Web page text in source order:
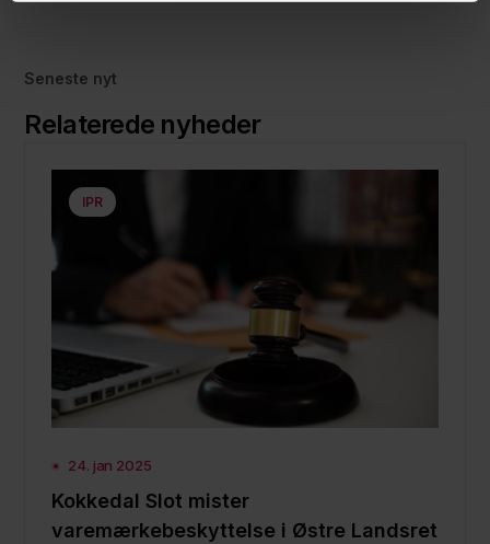
Seneste nyt
Relaterede nyheder
IPR
24. jan 2025
Kokkedal Slot mister
varemærkebeskyttelse i Østre Landsret